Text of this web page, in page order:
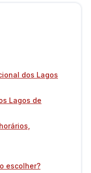
dos Lagos
Lagos de
escolher?